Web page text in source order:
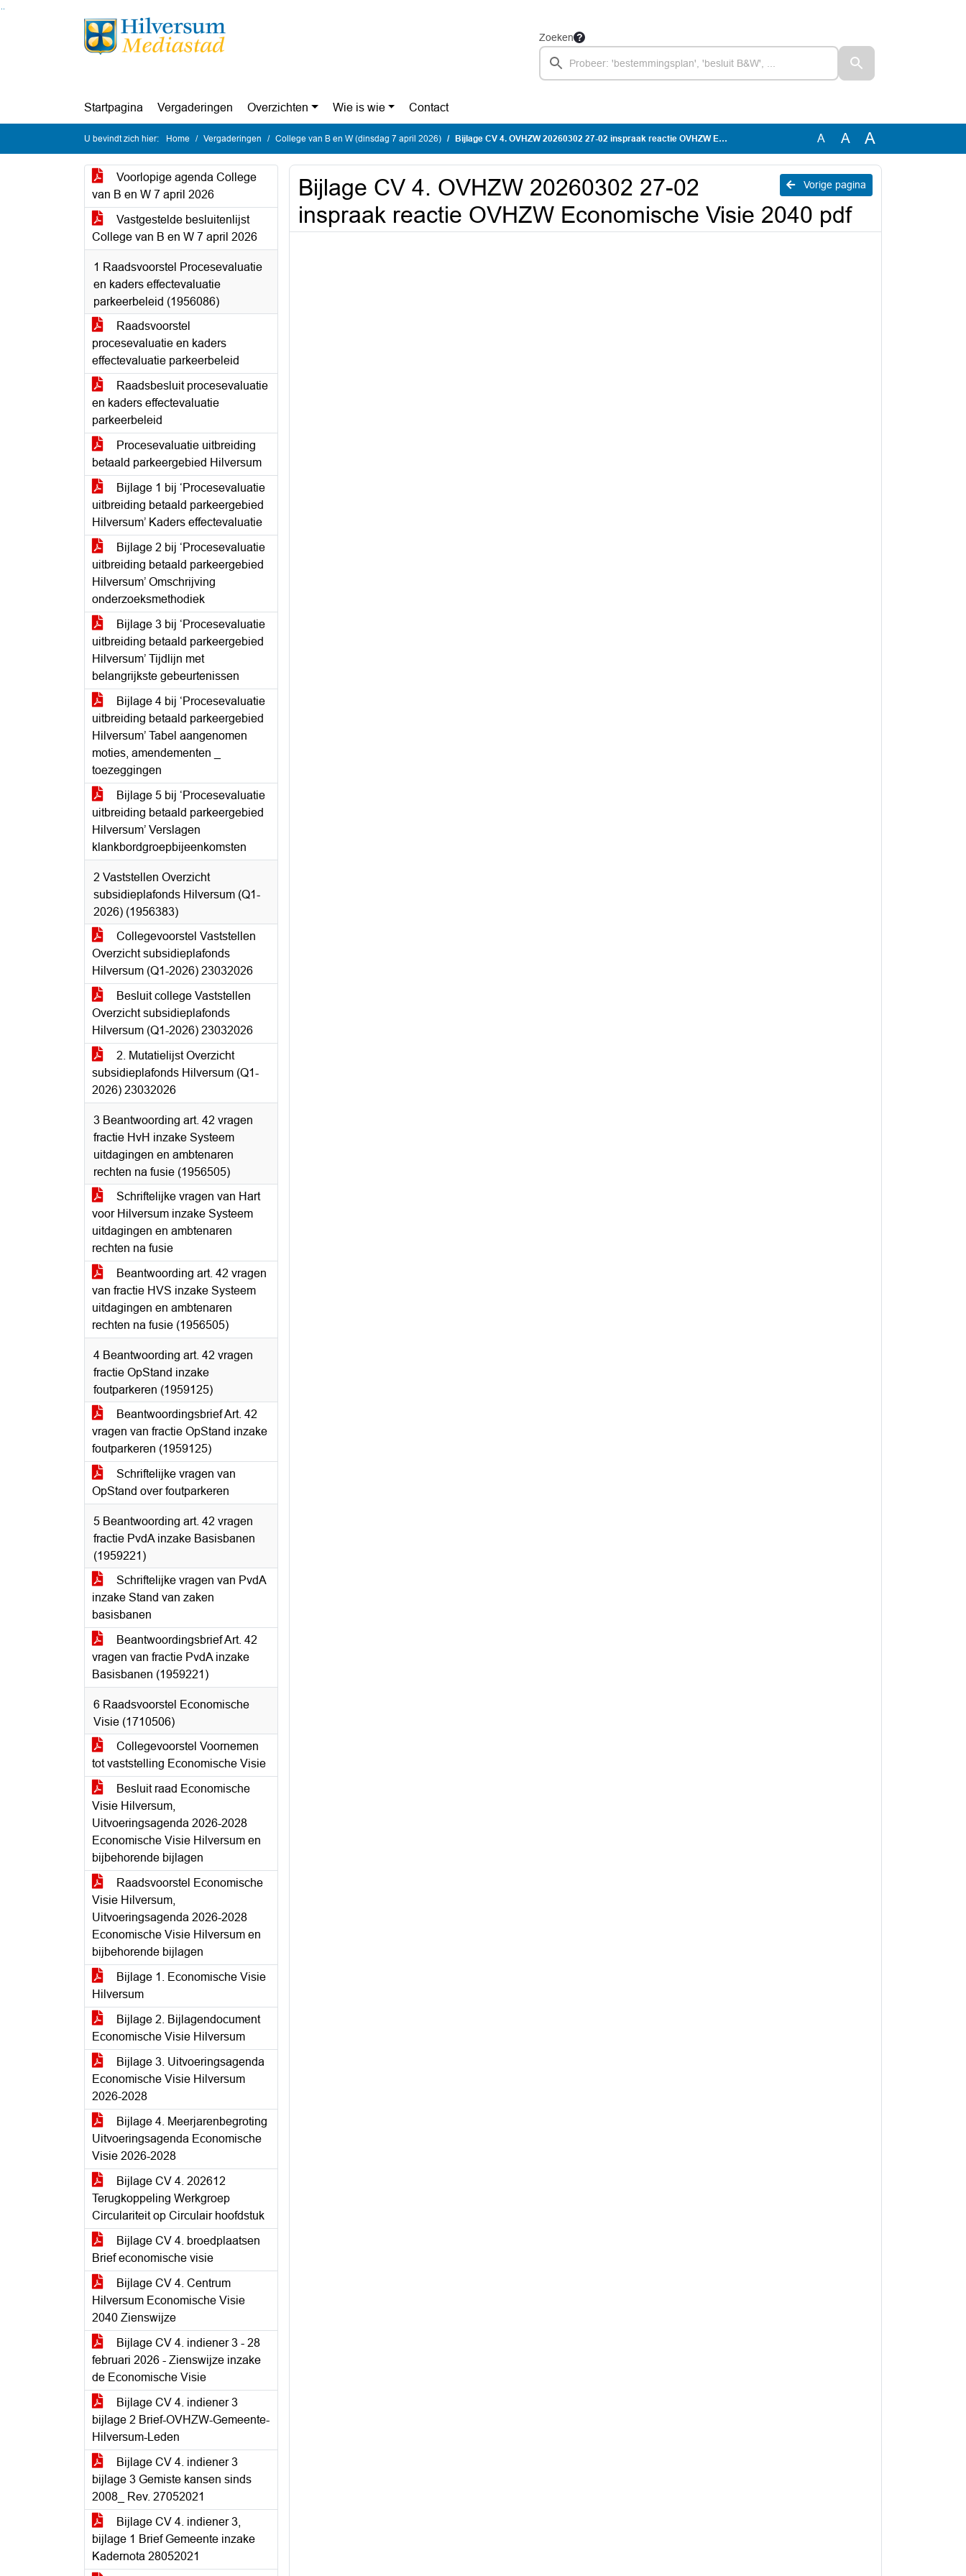
Ga naar de inhoud van deze pagina
Ga naar het zoeken
Ga naar het menu
Zoeken
Startpagina Vergaderingen Overzichten Wie is wie Contact
U bevindt zich hier: Home Vergaderingen College van B en W (dinsdag 7 april 2026) Bijlage CV 4. OVHZW 20260302 27-02 inspraak reactie OVHZW Economische Visie 2040 pdf A A A
Voorlopige agenda College
van B en W 7 april 2026
Vastgestelde besluitenlijst
College van B en W 7 april 2026
1 Raadsvoorstel Procesevaluatie
en kaders effectevaluatie
parkeerbeleid (1956086)
Raadsvoorstel
procesevaluatie en kaders
effectevaluatie parkeerbeleid
Raadsbesluit procesevaluatie
en kaders effectevaluatie
parkeerbeleid
Procesevaluatie uitbreiding
betaald parkeergebied Hilversum
Bijlage 1 bij ‘Procesevaluatie
uitbreiding betaald parkeergebied
Hilversum’ Kaders effectevaluatie
Bijlage 2 bij ‘Procesevaluatie
uitbreiding betaald parkeergebied
Hilversum’ Omschrijving
onderzoeksmethodiek
Bijlage 3 bij ‘Procesevaluatie
uitbreiding betaald parkeergebied
Hilversum’ Tijdlijn met
belangrijkste gebeurtenissen
Bijlage 4 bij ‘Procesevaluatie
uitbreiding betaald parkeergebied
Hilversum’ Tabel aangenomen
moties, amendementen _
toezeggingen
Bijlage 5 bij ‘Procesevaluatie
uitbreiding betaald parkeergebied
Hilversum’ Verslagen
klankbordgroepbijeenkomsten
2 Vaststellen Overzicht
subsidieplafonds Hilversum (Q1-
2026) (1956383)
Collegevoorstel Vaststellen
Overzicht subsidieplafonds
Hilversum (Q1-2026) 23032026
Besluit college Vaststellen
Overzicht subsidieplafonds
Hilversum (Q1-2026) 23032026
2. Mutatielijst Overzicht
subsidieplafonds Hilversum (Q1-
2026) 23032026
3 Beantwoording art. 42 vragen
fractie HvH inzake Systeem
uitdagingen en ambtenaren
rechten na fusie (1956505)
Schriftelijke vragen van Hart
voor Hilversum inzake Systeem
uitdagingen en ambtenaren
rechten na fusie
Beantwoording art. 42 vragen
van fractie HVS inzake Systeem
uitdagingen en ambtenaren
rechten na fusie (1956505)
4 Beantwoording art. 42 vragen
fractie OpStand inzake
foutparkeren (1959125)
Beantwoordingsbrief Art. 42
vragen van fractie OpStand inzake
foutparkeren (1959125)
Schriftelijke vragen van
OpStand over foutparkeren
5 Beantwoording art. 42 vragen
fractie PvdA inzake Basisbanen
(1959221)
Schriftelijke vragen van PvdA
inzake Stand van zaken
basisbanen
Beantwoordingsbrief Art. 42
vragen van fractie PvdA inzake
Basisbanen (1959221)
6 Raadsvoorstel Economische
Visie (1710506)
Collegevoorstel Voornemen
tot vaststelling Economische Visie
Besluit raad Economische
Visie Hilversum,
Uitvoeringsagenda 2026-2028
Economische Visie Hilversum en
bijbehorende bijlagen
Raadsvoorstel Economische
Visie Hilversum,
Uitvoeringsagenda 2026-2028
Economische Visie Hilversum en
bijbehorende bijlagen
Bijlage 1. Economische Visie
Hilversum
Bijlage 2. Bijlagendocument
Economische Visie Hilversum
Bijlage 3. Uitvoeringsagenda
Economische Visie Hilversum
2026-2028
Bijlage 4. Meerjarenbegroting
Uitvoeringsagenda Economische
Visie 2026-2028
Bijlage CV 4. 202612
Terugkoppeling Werkgroep
Circulariteit op Circulair hoofdstuk
Bijlage CV 4. broedplaatsen
Brief economische visie
Bijlage CV 4. Centrum
Hilversum Economische Visie
2040 Zienswijze
Bijlage CV 4. indiener 3 - 28
februari 2026 - Zienswijze inzake
de Economische Visie
Bijlage CV 4. indiener 3
bijlage 2 Brief-OVHZW-Gemeente-
Hilversum-Leden
Bijlage CV 4. indiener 3
bijlage 3 Gemiste kansen sinds
2008_ Rev. 27052021
Bijlage CV 4. indiener 3,
bijlage 1 Brief Gemeente inzake
Kadernota 28052021
Vorige pagina
Bijlage CV 4. OVHZW 20260302 27-02
inspraak reactie OVHZW Economische Visie 2040 pdf